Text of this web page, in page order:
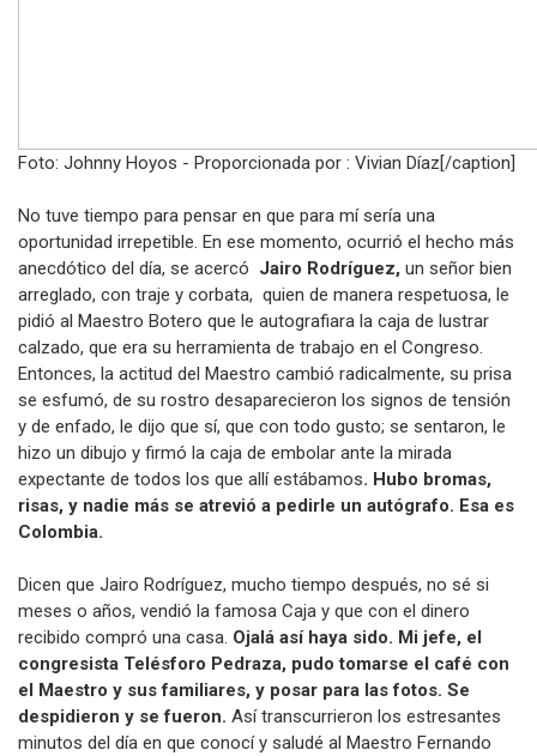
Foto: Johnny Hoyos - Proporcionada por : Vivian Díaz[/caption]
No tuve tiempo para pensar en que para mí sería una
oportunidad irrepetible. En ese momento, ocurrió el hecho más
anecdótico del día, se acercó Jairo Rodríguez, un señor bien
arreglado, con traje y corbata, quien de manera respetuosa, le
pidió al Maestro Botero que le autografiara la caja de lustrar
calzado, que era su herramienta de trabajo en el Congreso.
Entonces, la actitud del Maestro cambió radicalmente, su prisa
se esfumó, de su rostro desaparecieron los signos de tensión
y de enfado, le dijo que sí, que con todo gusto; se sentaron, le
hizo un dibujo y firmó la caja de embolar ante la mirada
expectante de todos los que allí estábamos. Hubo bromas,
risas, y nadie más se atrevió a pedirle un autógrafo. Esa es
Colombia.
Dicen que Jairo Rodríguez, mucho tiempo después, no sé si
meses o años, vendió la famosa Caja y que con el dinero
recibido compró una casa. Ojalá así haya sido. Mi jefe, el
congresista Telésforo Pedraza, pudo tomarse el café con
el Maestro y sus familiares, y posar para las fotos. Se
despidieron y se fueron. Así transcurrieron los estresantes
minutos del día en que conocí y saludé al Maestro Fernando